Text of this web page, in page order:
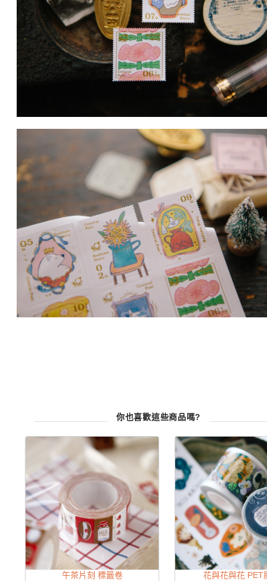
你也喜歡這些商品嗎?
午茶片刻 標籤卷
花與花與花 PET